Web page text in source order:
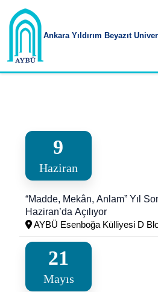
Ankara Yıldırım Beyazıt
9
Haziran
“Madde, Mekân, Anlam” Yıl
Haziran’da Açılıyor
AYBÜ Esenboğa Külliyesi D
21
Mayıs